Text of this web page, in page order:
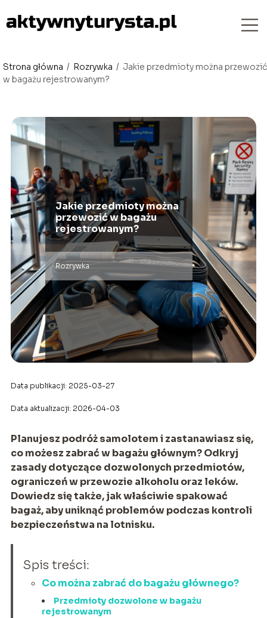
Strona główna / Rozrywka / Jakie przedmioty można przewozić
w bagażu rejestrowanym?
Jakie przedmioty można
przewozić w bagażu
rejestrowanym?
Rozrywka
Data publikacji: 2025-03-27
Data aktualizacji: 2026-04-03
Planujesz podróż samolotem i zastanawiasz się,
co możesz zabrać w bagażu głównym? Odkryj
zasady dotyczące dozwolonych przedmiotów,
ograniczeń w przewozie alkoholu oraz leków.
Dowiedz się także, jak właściwie spakować
bagaż, aby uniknąć problemów podczas kontroli
bezpieczeństwa na lotnisku.
Spis treści:
Co można zabrać do bagażu głównego?
Przedmioty dozwolone w bagażu
rejestrowanym